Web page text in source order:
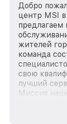
Добро
центр MSI
предлагаем
жителей
команда
свою
лучший
Миссия
каждого